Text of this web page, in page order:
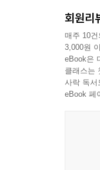
수천 개
「뉴욕
“현대
셀럽들
회복시
현명하
우울증
망가뜨
- 나오미
회원리
매주 10
3,000원
eBook은
클래스는
사락 독서
eBook 페